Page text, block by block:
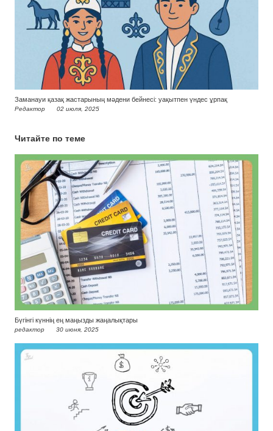
Заманауи қазақ жастарының мәдени бейнесі: уақытпен үндес ұрпақ
Редактор 02 июля, 2025
Читайте по теме
Бүгінгі күннің ең маңызды жаңалықтары
редактор 30 июня, 2025